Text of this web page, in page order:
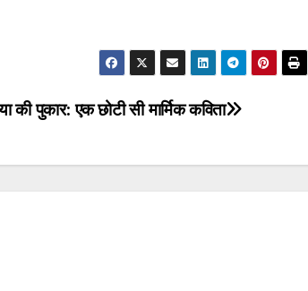
की पुकार: एक छोटी सी मार्मिक कविता